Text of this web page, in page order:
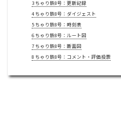
3ちゃり鉄8号：更新記録
4ちゃり鉄8号：ダイジェスト
5ちゃり鉄8号：時刻表
6ちゃり鉄8号：ルート図
7ちゃり鉄8号：断面図
8 ちゃり鉄8号：コメント・評価投票